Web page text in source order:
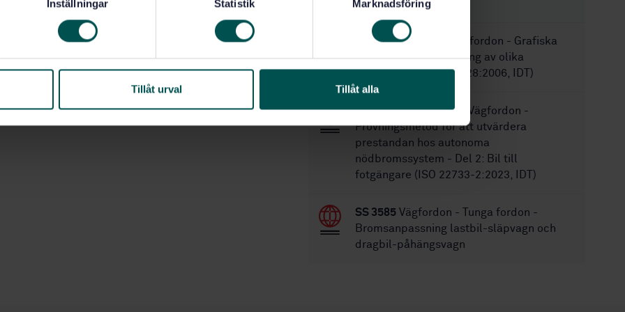
Inställningar Statistik Marknadsföring
Tillåt urval Tillåt alla
STANDARDER
SS-ISO 9128:2006
Vägfordon - Grafiska
symboler för beteckning av olika
bromsvätskor (ISO 9128:2006, IDT)
SS-ISO 22733-2:2023
Vägfordon -
Provningsmetod för att utvärdera
prestandan hos autonoma
nödbromssystem - Del 2: Bil till
fotgängare (ISO 22733-2:2023, IDT)
SS 3585 Vägfordon - Tunga fordon -
Bromsanpassning lastbil-släpvagn och
dragbil-påhängsvagn